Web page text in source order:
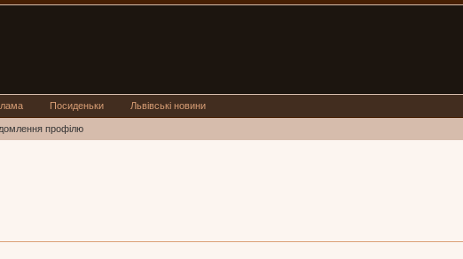
Бали
профілю
Посиденьки Львівські новини